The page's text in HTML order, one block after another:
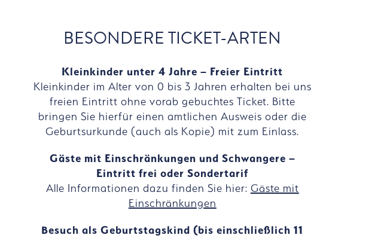
BESONDERE TICKET-ARTEN
Kleinkinder unter 4 Jahre – Freier Eintritt
Kleinkinder im Alter von 0 bis 3 Jahren erhalten bei uns
freien Eintritt ohne vorab gebuchtes Ticket. Bitte
bringen Sie hierfür einen amtlichen Ausweis oder die
Geburtsurkunde (auch als Kopie) mit zum Einlass.
Gäste mit Einschränkungen und Schwangere –
Eintritt frei oder Sondertarif
Alle Informationen dazu finden Sie hier: Gäste mit
Einschränkungen
Besuch als Geburtstagskind (bis einschließlich 11